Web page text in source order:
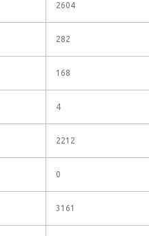
2604
282
168
4
2212
0
3161